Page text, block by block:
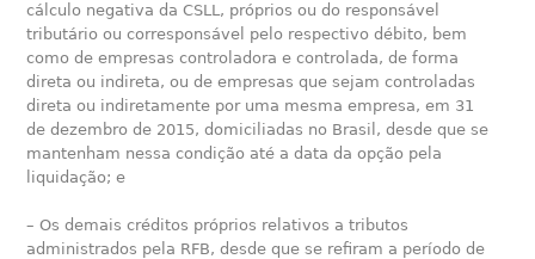
cálculo negativa da CSLL, próprios ou do responsável
tributário ou corresponsável pelo respectivo débito, bem
como de empresas controladora e controlada, de forma
direta ou indireta, ou de empresas que sejam controladas
direta ou indiretamente por uma mesma empresa, em 31
de dezembro de 2015, domiciliadas no Brasil, desde que se
mantenham nessa condição até a data da opção pela
liquidação; e
– Os demais créditos próprios relativos a tributos
administrados pela RFB, desde que se refiram a período de